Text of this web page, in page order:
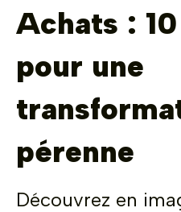
Achats :
pour une
pérenne
Découvrez en